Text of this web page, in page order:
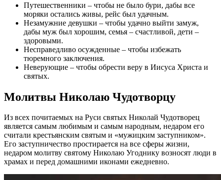
Путешественники – чтобы не было бури, дабы все
моряки остались живы, рейс был удачным.
Незамужние девушки – чтобы удачно выйти замуж,
дабы муж был хорошим, семья – счастливой, дети –
здоровыми.
Несправедливо осужденные – чтобы избежать
тюремного заключения.
Неверующие – чтобы обрести веру в Иисуса Христа и
святых.
Молитвы Николаю Чудотворцу
Из всех почитаемых на Руси святых Николай Чудотворец
является самым любимым и самым народным, недаром его
считали крестьянским святым и «мужицким заступником».
Его заступничество простирается на все сферы жизни,
недаром молитву святому Николаю Угоднику возносят люди в
храмах и перед домашними иконами ежедневно.